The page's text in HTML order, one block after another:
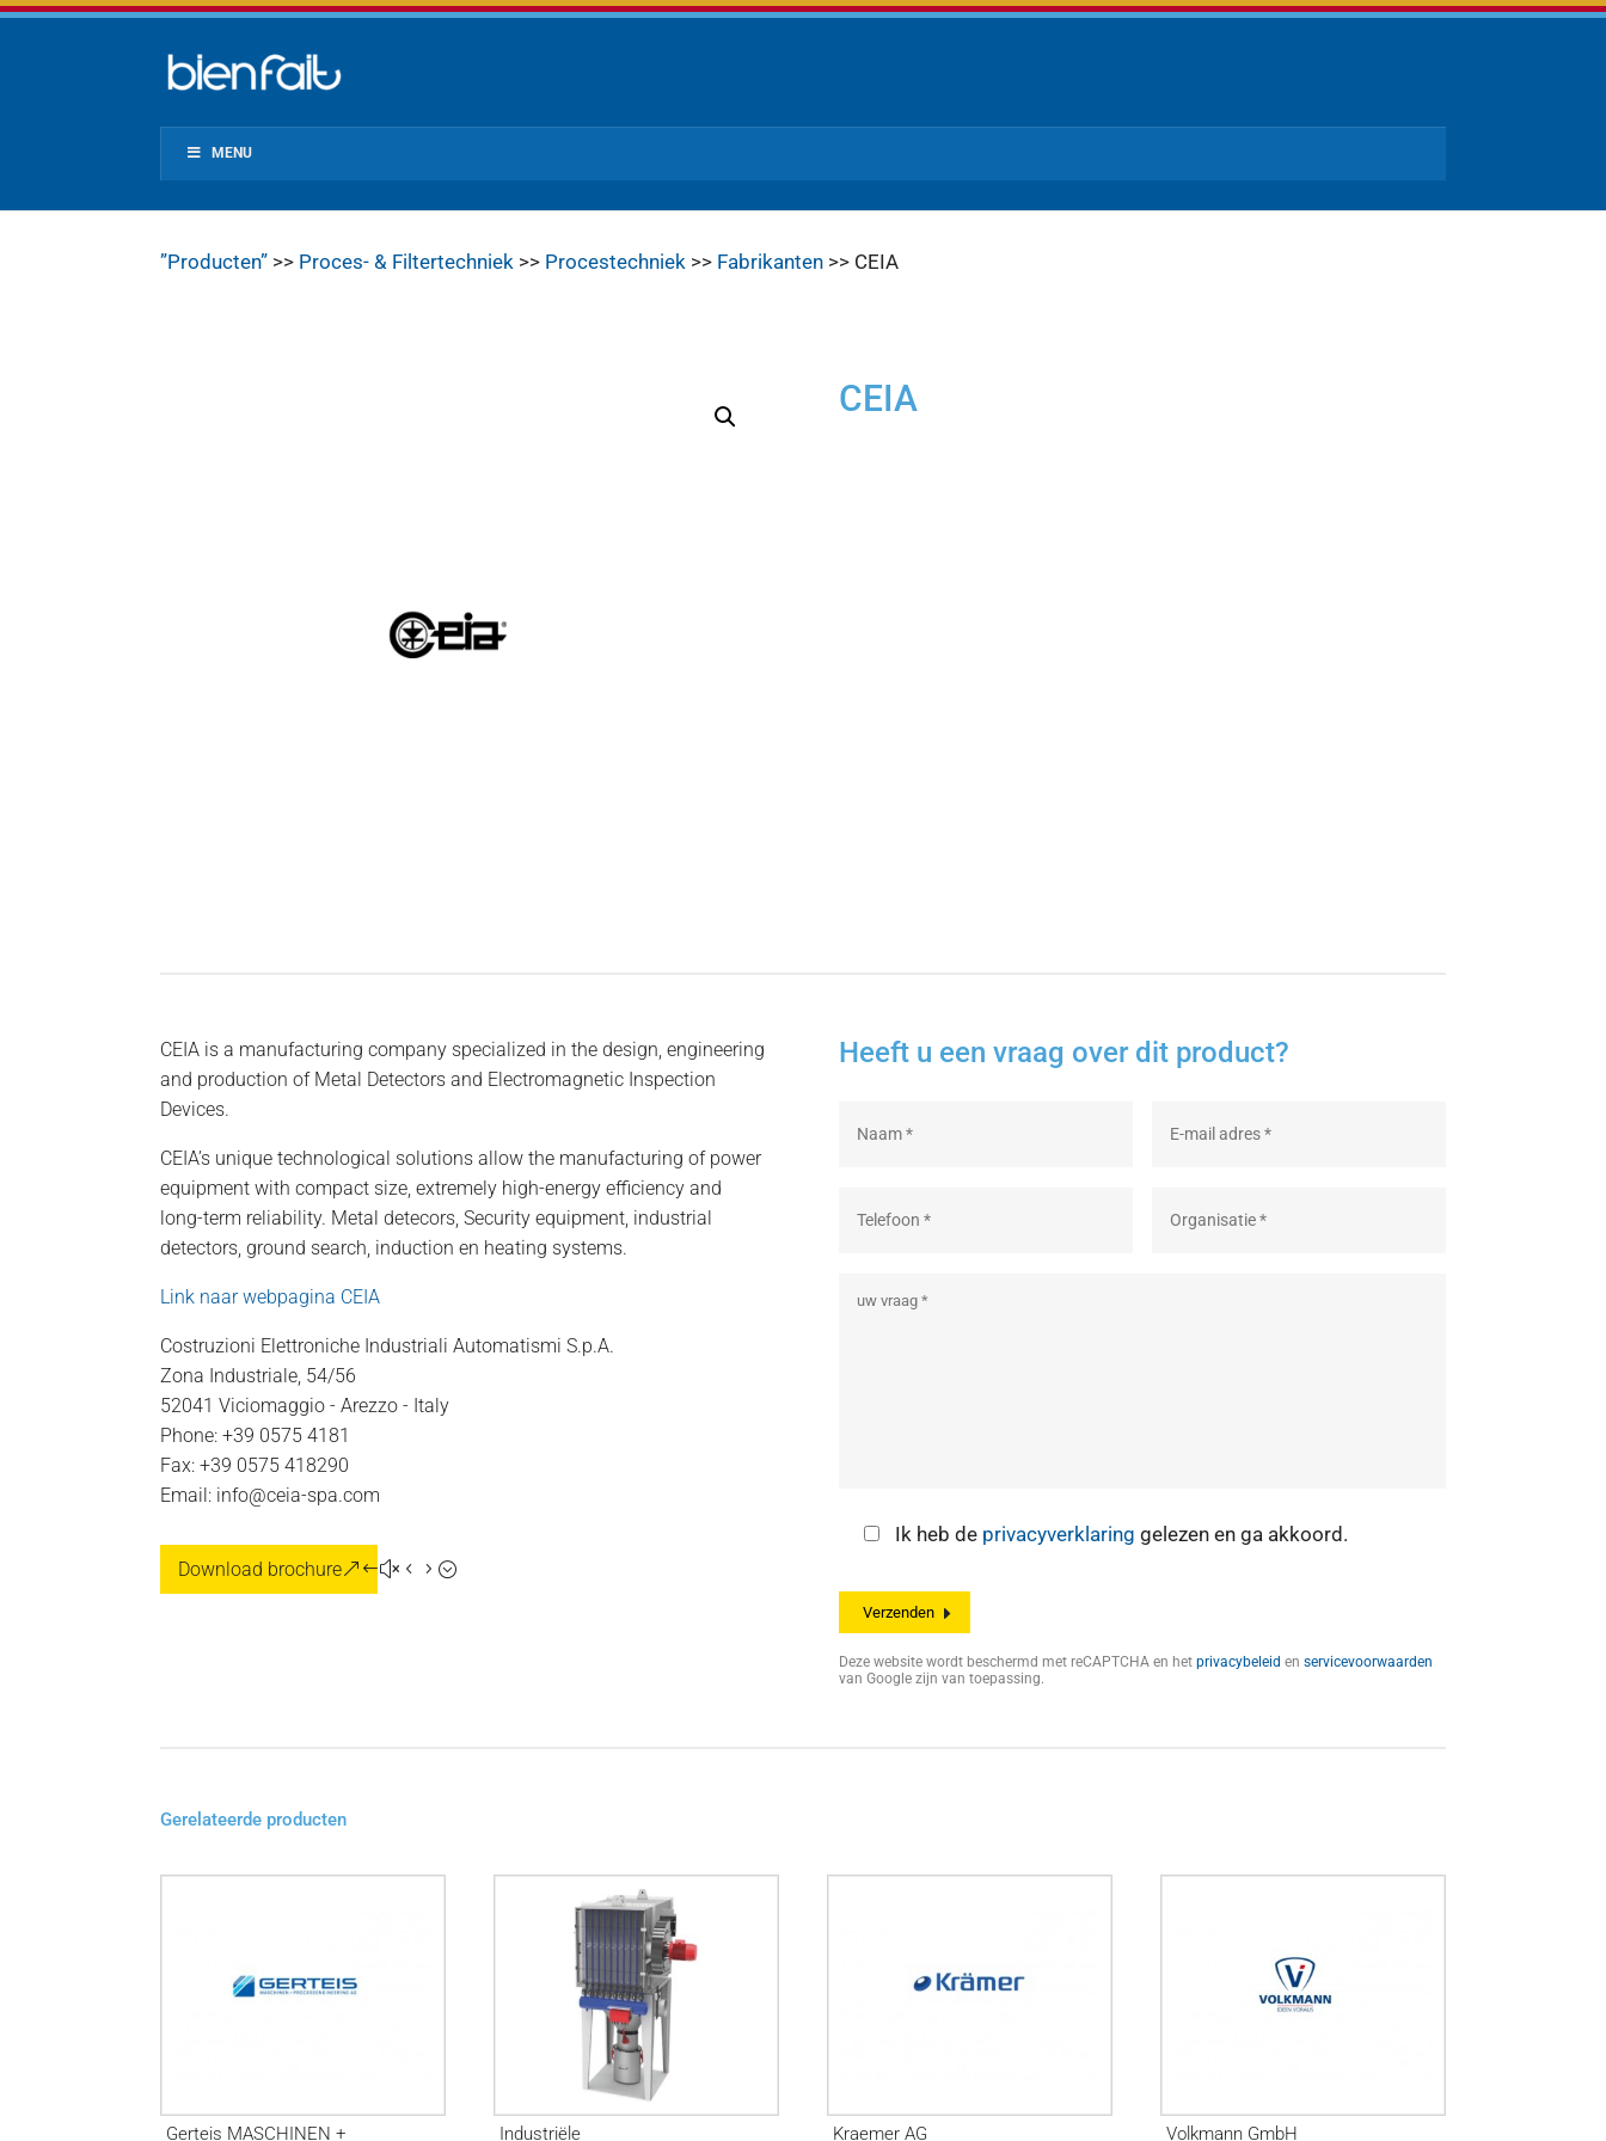
MENU
”Producten” >> Proces- & Filtertechniek >> Procestechniek >> Fabrikanten >> CEIA
CEIA
CEIA is a manufacturing company specialized in the design, engineering
and production of Metal Detectors and Electromagnetic Inspection
Devices.
CEIA’s unique technological solutions allow the manufacturing of power
equipment with compact size, extremely high-energy efficiency and
long-term reliability. Metal detecors, Security equipment, industrial
detectors, ground search, induction en heating systems.
Link naar webpagina CEIA
Costruzioni Elettroniche Industriali Automatismi S.p.A.
Zona Industriale, 54/56
52041 Viciomaggio - Arezzo - Italy
Phone: +39 0575 4181
Fax: +39 0575 418290
Email: info@ceia-spa.com
Download brochure
Heeft u een vraag over dit product?
Ik heb de privacyverklaring gelezen en ga akkoord.
Deze website wordt beschermd met reCAPTCHA en het privacybeleid en servicevoorwaarden
van Google zijn van toepassing.
Gerelateerde producten
Gerteis MASCHINEN + Industriële Kraemer AG Volkmann GmbH